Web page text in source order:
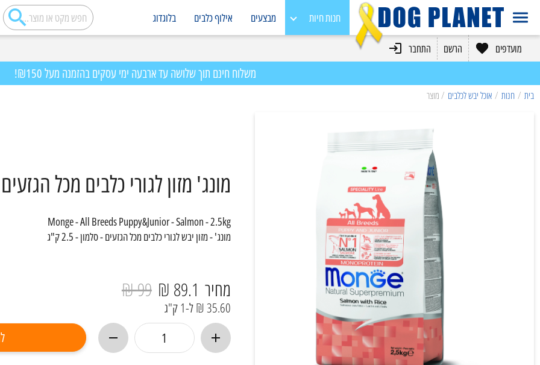
חנות חיות
בעלי כנף
מבצעים אילוף כלבים בלוגדוג
מועדפים הרשם התחבר
משלוח חינם תוך שלושה עד ארבעה ימי עסקים בהזמנה מעל ₪150!
בית / חנות / אוכל יבש לכלבים / מוצר
מונג' מזון לגורי כלבים מכל הגזעים
Monge - All Breeds Puppy&Junior - Salmon - 2.5kg
מונג' - מזון יבש לגורי כלבים מכל הגזעים - סלמון - 2.5 ק"ג
מחיר 89.1 ₪
99 ₪
35.60 ₪ ל-1 ק"ג